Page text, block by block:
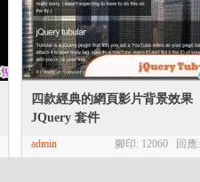
四款經典的網頁影片背景效果
JQuery 套件
腳印: 12060 回應:
admin